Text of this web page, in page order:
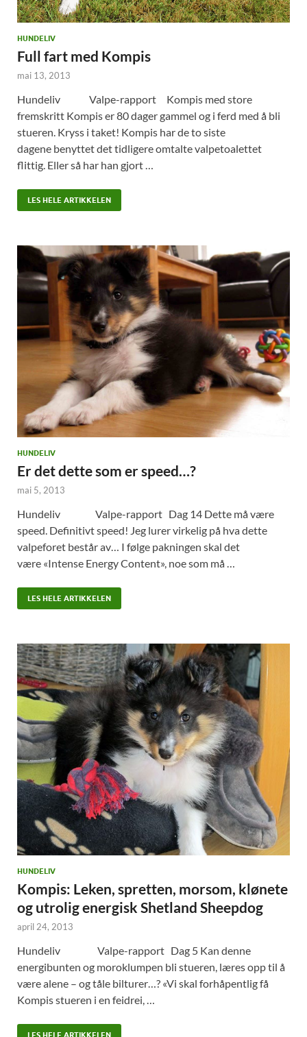
HUNDELIV
Full fart med Kompis
mai 13, 2013
Hundeliv Valpe-rapport Kompis med store
fremskritt Kompis er 80 dager gammel og i ferd med å bli
stueren. Kryss i taket! Kompis har de to siste
dagene benyttet det tidligere omtalte valpetoalettet
flittig. Eller så har han gjort …
LES HELE ARTIKKELEN
HUNDELIV
Er det dette som er speed…?
mai 5, 2013
Hundeliv Valpe-rapport Dag 14 Dette må være
speed. Definitivt speed! Jeg lurer virkelig på hva dette
valpeforet består av… I følge pakningen skal det
være «Intense Energy Content», noe som må …
LES HELE ARTIKKELEN
HUNDELIV
Kompis: Leken, spretten, morsom, klønete
og utrolig energisk Shetland Sheepdog
april 24, 2013
Hundeliv Valpe-rapport Dag 5 Kan denne
energibunten og moroklumpen bli stueren, læres opp til å
være alene – og tåle bilturer…? «Vi skal forhåpentlig få
Kompis stueren i en feidrei, …
LES HELE ARTIKKELEN